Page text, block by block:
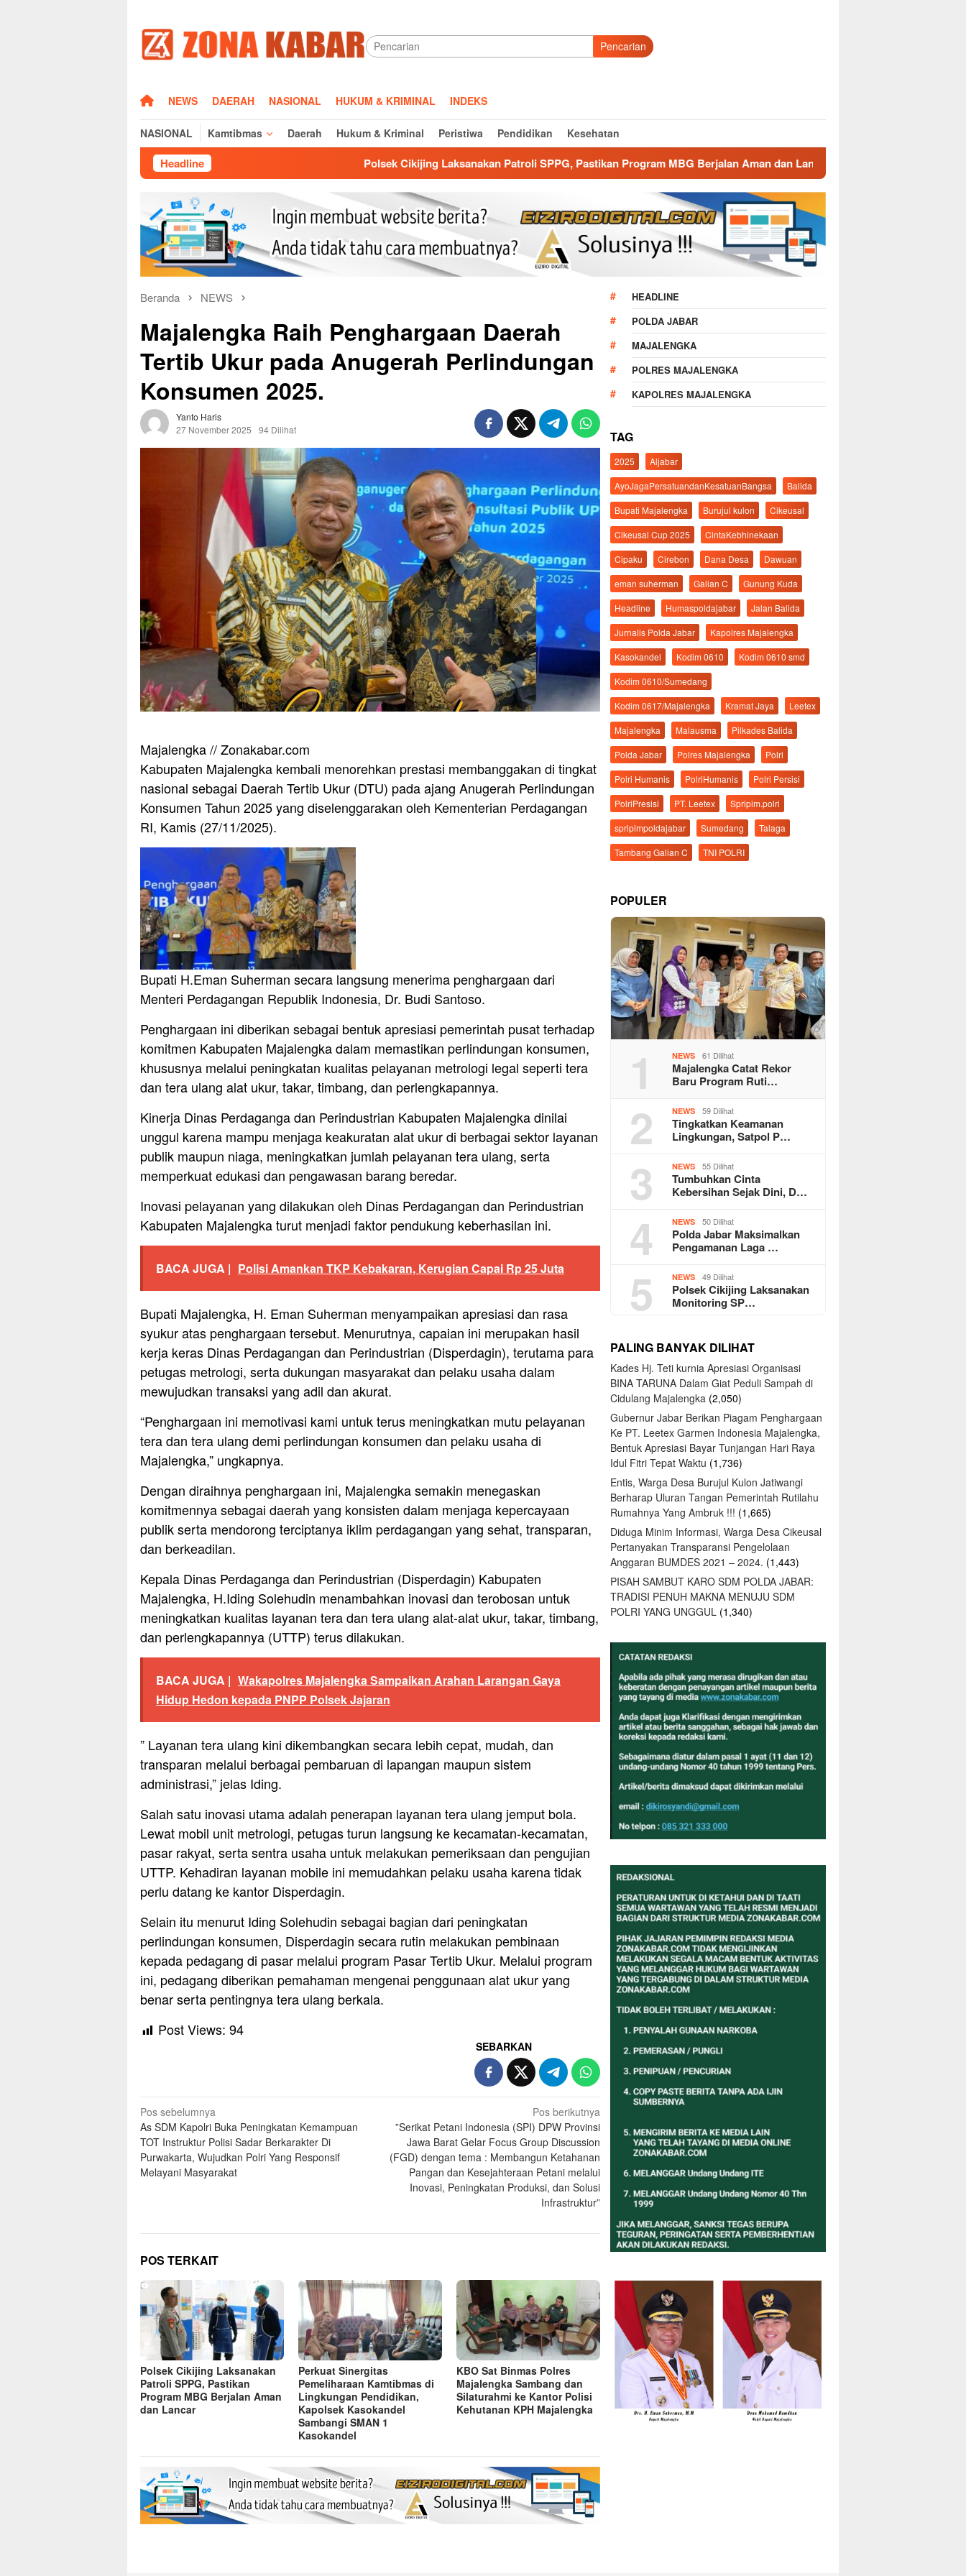
konten
Pencarian
HOMENEWS DAERAH NASIONAL HUKUM & KRIMINAL INDEKS
NASIONAL Kamtibmas Daerah Hukum & Kriminal Peristiwa Pendidikan Kesehatan
Headline Polsek Cikijing Laksanakan Patroli SPPG, Pastikan Program MBG Berjalan Aman dan Lancar Gatur Lalin Pagi Polsek Malausma,
Beranda NEWS
Majalengka Raih Penghargaan Daerah
Tertib Ukur pada Anugerah Perlindungan
Konsumen 2025.
Yanto Haris
27 November 2025
94 Dilihat
Majalengka // Zonakabar.com
Kabupaten Majalengka kembali menorehkan prestasi membanggakan di tingkat
nasional sebagai Daerah Tertib Ukur (DTU) pada ajang Anugerah Perlindungan
Konsumen Tahun 2025 yang diselenggarakan oleh Kementerian Perdagangan
RI, Kamis (27/11/2025).
Bupati H.Eman Suherman secara langsung menerima penghargaan dari
Menteri Perdagangan Republik Indonesia, Dr. Budi Santoso.
Penghargaan ini diberikan sebagai bentuk apresiasi pemerintah pusat terhadap
komitmen Kabupaten Majalengka dalam memastikan perlindungan konsumen,
khususnya melalui peningkatan kualitas pelayanan metrologi legal seperti tera
dan tera ulang alat ukur, takar, timbang, dan perlengkapannya.
Kinerja Dinas Perdaganga dan Perindustrian Kabupaten Majalengka dinilai
unggul karena mampu menjaga keakuratan alat ukur di berbagai sektor layanan
publik maupun niaga, meningkatkan jumlah pelayanan tera ulang, serta
memperkuat edukasi dan pengawasan barang beredar.
Inovasi pelayanan yang dilakukan oleh Dinas Perdagangan dan Perindustrian
Kabupaten Majalengka turut menjadi faktor pendukung keberhasilan ini.
BACA JUGA | Polisi Amankan TKP Kebakaran, Kerugian Capai Rp 25 Juta
Bupati Majalengka, H. Eman Suherman menyampaikan apresiasi dan rasa
syukur atas penghargaan tersebut. Menurutnya, capaian ini merupakan hasil
kerja keras Dinas Perdagangan dan Perindustrian (Disperdagin), terutama para
petugas metrologi, serta dukungan masyarakat dan pelaku usaha dalam
mewujudkan transaksi yang adil dan akurat.
“Penghargaan ini memotivasi kami untuk terus meningkatkan mutu pelayanan
tera dan tera ulang demi perlindungan konsumen dan pelaku usaha di
Majalengka,” ungkapnya.
Dengan diraihnya penghargaan ini, Majalengka semakin menegaskan
komitmennya sebagai daerah yang konsisten dalam menjaga kepercayaan
publik serta mendorong terciptanya iklim perdagangan yang sehat, transparan,
dan berkeadilan.
Kepala Dinas Perdaganga dan Perindustrian (Disperdagin) Kabupaten
Majalengka, H.Iding Solehudin menambahkan inovasi dan terobosan untuk
meningkatkan kualitas layanan tera dan tera ulang alat-alat ukur, takar, timbang,
dan perlengkapannya (UTTP) terus dilakukan.
BACA JUGA | Wakapolres Majalengka Sampaikan Arahan Larangan Gaya
Hidup Hedon kepada PNPP Polsek Jajaran
” Layanan tera ulang kini dikembangkan secara lebih cepat, mudah, dan
transparan melalui berbagai pembaruan di lapangan maupun sistem
administrasi,” jelas Iding.
Salah satu inovasi utama adalah penerapan layanan tera ulang jemput bola.
Lewat mobil unit metrologi, petugas turun langsung ke kecamatan-kecamatan,
pasar rakyat, serta sentra usaha untuk melakukan pemeriksaan dan pengujian
UTTP. Kehadiran layanan mobile ini memudahkan pelaku usaha karena tidak
perlu datang ke kantor Disperdagin.
Selain itu menurut Iding Solehudin sebagai bagian dari peningkatan
perlindungan konsumen, Disperdagin secara rutin melakukan pembinaan
kepada pedagang di pasar melalui program Pasar Tertib Ukur. Melalui program
ini, pedagang diberikan pemahaman mengenai penggunaan alat ukur yang
benar serta pentingnya tera ulang berkala.
Post Views: 94
SEBARKAN
Navigasi
pos
Pos sebelumnya
As SDM Kapolri Buka Peningkatan Kemampuan
TOT Instruktur Polisi Sadar Berkarakter Di
Purwakarta, Wujudkan Polri Yang Responsif
Melayani Masyarakat
Pos berikutnya
”Serikat Petani Indonesia (SPI) DPW Provinsi
Jawa Barat Gelar Focus Group Discussion
(FGD) dengan tema : Membangun Ketahanan
Pangan dan Kesejahteraan Petani melalui
Inovasi, Peningkatan Produksi, dan Solusi
Infrastruktur”
POS TERKAIT
Polsek Cikijing Laksanakan
Patroli SPPG, Pastikan
Program MBG Berjalan Aman
dan Lancar
Perkuat Sinergitas
Pemeliharaan Kamtibmas di
Lingkungan Pendidikan,
Kapolsek Kasokandel
Sambangi SMAN 1
Kasokandel
KBO Sat Binmas Polres
Majalengka Sambang dan
Silaturahmi ke Kantor Polisi
Kehutanan KPH Majalengka
HEADLINE
POLDA JABAR
MAJALENGKA
POLRES MAJALENGKA
KAPOLRES MAJALENGKA
TAG
2025
Aljabar
AyoJagaPersatuandanKesatuanBangsa
Balida
Bupati Majalengka
Burujul kulon
Cikeusal
Cikeusal Cup 2025
CintaKebhinekaan
Cipaku
Cirebon Dana Desa
Dawuan
eman suherman
Galian C
Gunung Kuda
Headline
Humaspoldajabar
Jalan Balida
Jurnalis Polda Jabar
Kapolres Majalengka
Kasokandel
Kodim 0610
Kodim 0610 smd
Kodim 0610/Sumedang
Kodim 0617/Majalengka
Kramat Jaya
Leetex
Majalengka
Malausma
Pilkades Balida
Polda Jabar
Polres Majalengka
Polri
Polri Humanis
PolriHumanis
Polri Persisi
PolriPresisi
PT. Leetex
Spripim.polri
spripimpoldajabar
Sumedang
Talaga
Tambang Galian C
TNI POLRI
POPULER
1 NEWS 61 Dilihat
Majalengka Catat Rekor
Baru Program Ruti…
2 NEWS 59 Dilihat
Tingkatkan Keamanan
Lingkungan, Satpol P…
3 NEWS 55 Dilihat
Tumbuhkan Cinta
Kebersihan Sejak Dini, D…
4 NEWS 50 Dilihat
Polda Jabar Maksimalkan
Pengamanan Laga …
5 NEWS 49 Dilihat
Polsek Cikijing Laksanakan
Monitoring SP…
PALING BANYAK DILIHAT
Kades Hj. Teti kurnia Apresiasi Organisasi
BINA TARUNA Dalam Giat Peduli Sampah di
Cidulang Majalengka (2,050)
Gubernur Jabar Berikan Piagam Penghargaan
Ke PT. Leetex Garmen Indonesia Majalengka,
Bentuk Apresiasi Bayar Tunjangan Hari Raya
Idul Fitri Tepat Waktu (1,736)
Entis, Warga Desa Burujul Kulon Jatiwangi
Berharap Uluran Tangan Pemerintah Rutilahu
Rumahnya Yang Ambruk !!! (1,665)
Diduga Minim Informasi, Warga Desa Cikeusal
Pertanyakan Transparansi Pengelolaan
Anggaran BUMDES 2021 – 2024. (1,443)
PISAH SAMBUT KARO SDM POLDA JABAR:
TRADISI PENUH MAKNA MENUJU SDM
POLRI YANG UNGGUL (1,340)